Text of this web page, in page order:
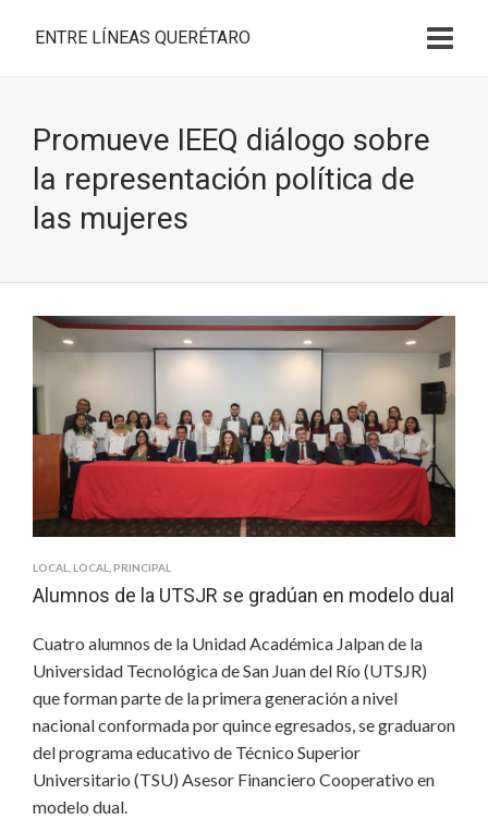
ENTRE LÍNEAS QUERÉTARO
Promueve IEEQ diálogo sobre
la representación política de
las mujeres
LOCAL LOCAL PRINCIPAL
Alumnos de la UTSJR se gradúan en modelo dual
Cuatro alumnos de la Unidad Académica Jalpan de la
Universidad Tecnológica de San Juan del Río (UTSJR)
que forman parte de la primera generación a nivel
nacional conformada por quince egresados, se graduaron
del programa educativo de Técnico Superior
Universitario (TSU) Asesor Financiero Cooperativo en
modelo dual.